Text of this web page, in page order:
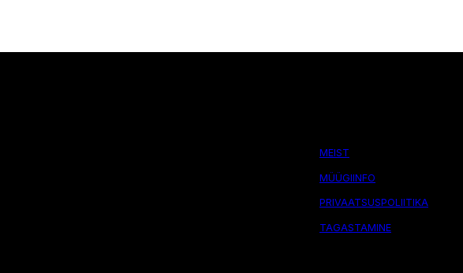
MEIST
MÜÜGIINFO
PRIVAATSUSPOLIITIKA
TAGASTAMINE